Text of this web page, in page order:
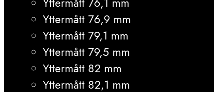
Yttermått 76,9 mm
Yttermått 79,1 mm
Yttermått 79,5 mm
Yttermått 82 mm
Yttermått 82,1 mm